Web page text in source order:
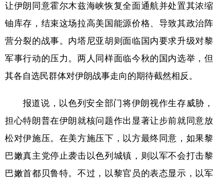
让伊朗同意霍尔木兹海峡恢复全面通航并处置其浓缩
铀库存，结束这场拉高美国能源价格、导致其政治阵
营分裂的战事。内塔尼亚胡则面临国内要求升级对黎
军事行动的压力。两人同样面临今秋的国内选举，但
其各自选民群体对伊朗战事走向的期待截然相反。
报道说，以色列安全部门将伊朗视作生存威胁，
担心特朗普在伊朗就核问题作出显著让步前就同意放
松对伊施压。在美方施压下，以方最终同意，如果黎
巴嫩真主党停止袭击以色列城镇，则以军不会打击黎
巴嫩首都贝鲁特。不过，以黎官员的表态显示，以军